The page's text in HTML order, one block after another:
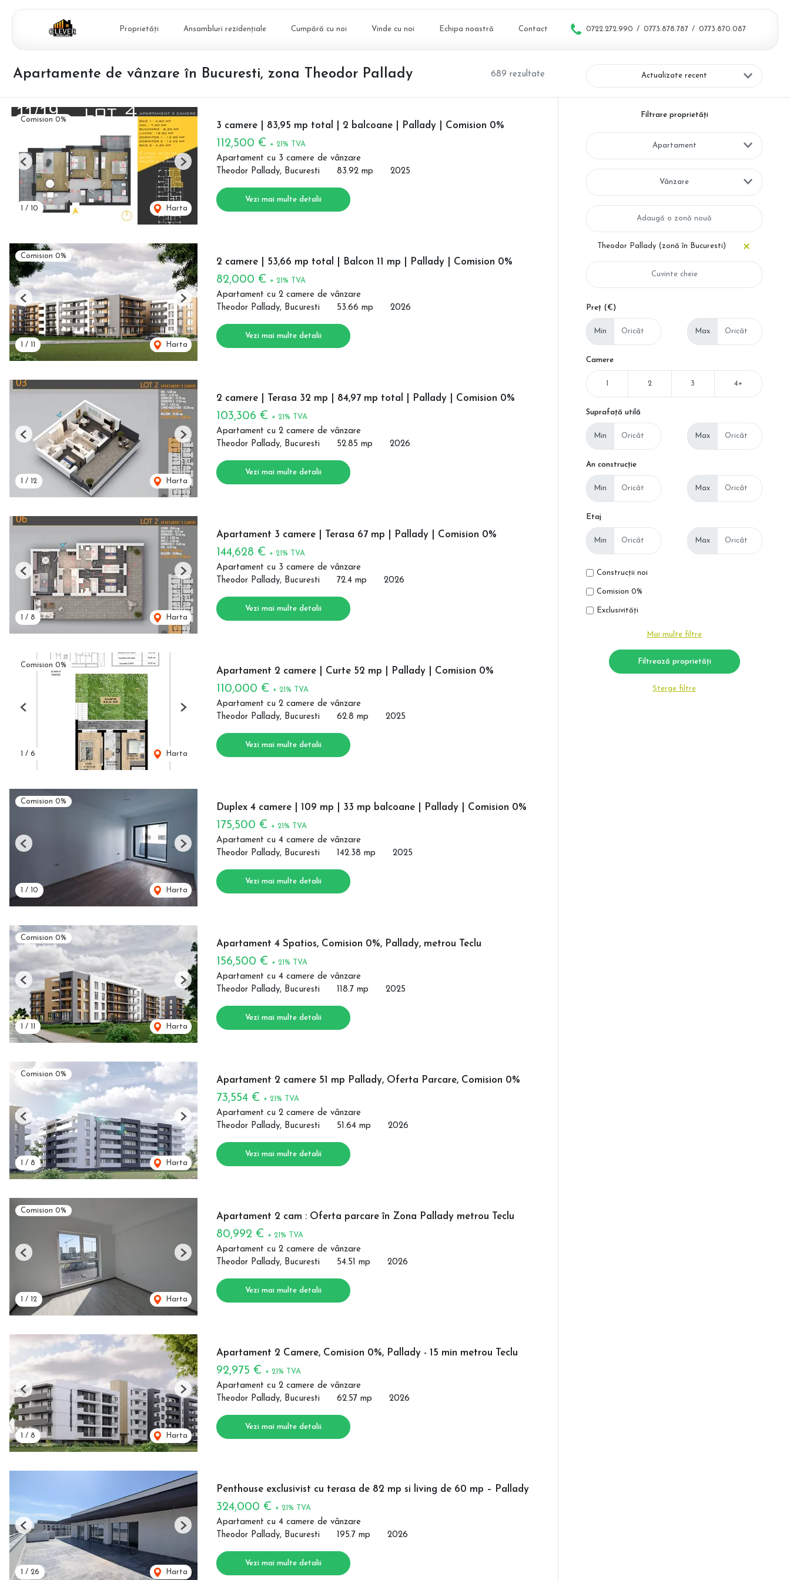
Proprietăți Ansambluri rezidențiale Cumpără cu noi Vinde cu noi Echipa noastră Contact 0722.272.990 / 0773.878.787 / 0773.870.087
689 rezultate
Apartamente de vânzare în Bucuresti, zona Theodor Pallady Actualizate recent
Comision 0%
1 / 10 Harta
Previous Next
3 camere | 83,95 mp total | 2 balcoane | Pallady | Comision 0%
112,500 € + 21% TVA
Apartament cu 3 camere de vânzare
Theodor Pallady, Bucuresti
83.92 mp 2025
Vezi mai multe detalii
Comision 0%
1 / 11 Harta
Previous Next
2 camere | 53,66 mp total | Balcon 11 mp | Pallady | Comision 0%
82,000 € + 21% TVA
Apartament cu 2 camere de vânzare
Theodor Pallady, Bucuresti
53.66 mp 2026
Vezi mai multe detalii
1 / 12 Harta
Previous Next
2 camere | Terasa 32 mp | 84,97 mp total | Pallady | Comision 0%
103,306 € + 21% TVA
Apartament cu 2 camere de vânzare
Theodor Pallady, Bucuresti
52.85 mp 2026
Vezi mai multe detalii
1 / 8 Harta
Previous Next
Apartament 3 camere | Terasa 67 mp | Pallady | Comision 0%
144,628 € + 21% TVA
Apartament cu 3 camere de vânzare
Theodor Pallady, Bucuresti
72.4 mp 2026
Vezi mai multe detalii
Comision 0%
1 / 6 Harta
Previous Next
Apartament 2 camere | Curte 52 mp | Pallady | Comision 0%
110,000 € + 21% TVA
Apartament cu 2 camere de vânzare
Theodor Pallady, Bucuresti
62.8 mp 2025
Vezi mai multe detalii
Comision 0%
1 / 10 Harta
Previous Next
Duplex 4 camere | 109 mp | 33 mp balcoane | Pallady | Comision 0%
175,500 € + 21% TVA
Apartament cu 4 camere de vânzare
Theodor Pallady, Bucuresti
142.38 mp 2025
Vezi mai multe detalii
Comision 0%
1 / 11 Harta
Previous Next
Apartament 4 Spatios, Comision 0%, Pallady, metrou Teclu
156,500 € + 21% TVA
Apartament cu 4 camere de vânzare
Theodor Pallady, Bucuresti
118.7 mp 2025
Vezi mai multe detalii
Comision 0%
1 / 8 Harta
Previous Next
Apartament 2 camere 51 mp Pallady, Oferta Parcare, Comision 0%
73,554 € + 21% TVA
Apartament cu 2 camere de vânzare
Theodor Pallady, Bucuresti
51.64 mp 2026
Vezi mai multe detalii
Comision 0%
1 / 12 Harta
Previous Next
Apartament 2 cam : Oferta parcare în Zona Pallady metrou Teclu
80,992 € + 21% TVA
Apartament cu 2 camere de vânzare
Theodor Pallady, Bucuresti
54.51 mp 2026
Vezi mai multe detalii
1 / 8 Harta
Previous Next
Apartament 2 Camere, Comision 0%, Pallady - 15 min metrou Teclu
92,975 € + 21% TVA
Apartament cu 2 camere de vânzare
Theodor Pallady, Bucuresti
62.57 mp 2026
Vezi mai multe detalii
1 / 26 Harta
Previous Next
Penthouse exclusivist cu terasa de 82 mp si living de 60 mp – Pallady
324,000 € + 21% TVA
Apartament cu 4 camere de vânzare
Theodor Pallady, Bucuresti
195.7 mp 2026
Vezi mai multe detalii
Filtrare proprietăți
Apartament
Vânzare
Theodor Pallady (zonă în Bucuresti)
Preț (€)
Min Max
Camere
1 2 3 4+
Suprafață utilă
Min Max
An construcție
Min Max
Etaj
Min Max
Construcții noi
Comision 0%
Exclusivități
Mai multe filtre
Șterge filtre